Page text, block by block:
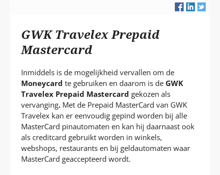
A
T
GWK Travelex Prepaid
Mastercard
Inmiddels is de mogelijkheid vervallen om de
Moneycard te gebruiken en daarom is de GWK
Travelex Prepaid Mastercardgekozen als
vervanging. Met de Prepaid MasterCard van GWK
Travelex kan er eenvoudig gepind worden bij alle
MasterCard pinautomaten en kan hij daarnaast ook
als creditcard gebruikt worden in winkels,
webshops, restaurants en bij geldautomaten waar
MasterCard geaccepteerd wordt.